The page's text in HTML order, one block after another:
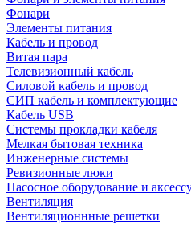
Фонари
Элементы питания
Кабель и провод
Витая пара
Телевизионный кабель
Силовой кабель и провод
СИП кабель и комплектующие
Кабель USB
Системы прокладки кабеля
Мелкая бытовая техника
Инженерные системы
Ревизионные люки
Насосное оборудование и
Вентиляция
Вентиляционнные решетки